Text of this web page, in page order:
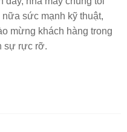
sức mạnh kỹ thuật,
mừng khách hàng trong
sự rực rỡ.